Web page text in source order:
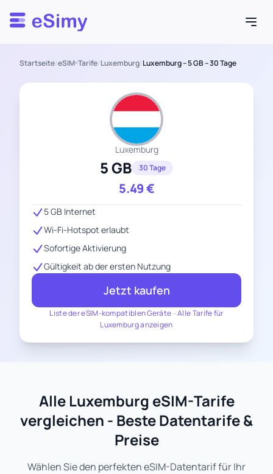
Esimy
Startseite/eSIM-Tarife/Luxemburg/Luxemburg – 5 GB – 30 Tage
Luxemburg
5 GB 30 Tage
5.49€
Liste der eSIM-kompatiblen Geräte -Alle Tarife für
Luxemburg anzeigen
5 GB Internet
Wi-Fi-Hotspot erlaubt
Sofortige Aktivierung
Gültigkeit ab der ersten Nutzung
Jetzt kaufen
Alle Luxemburg eSIM-Tarife
vergleichen - Beste Datentarife &
Preise
Wählen Sie den perfekten eSIM-Datentarif für Ihr